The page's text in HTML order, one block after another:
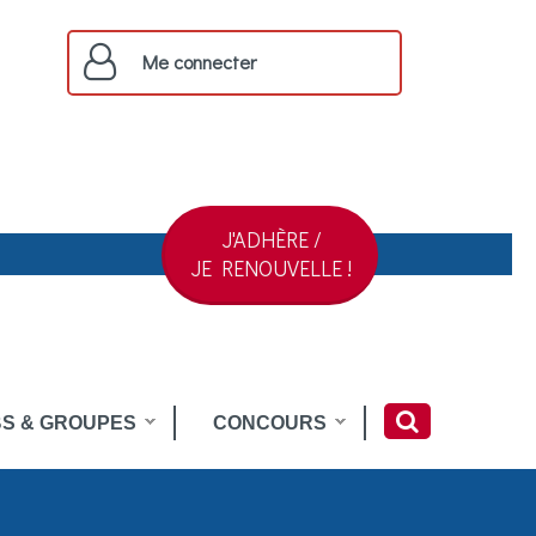
Me connecter
J'ADHÈRE /
JE RENOUVELLE !
& GROUPES CONCOURS